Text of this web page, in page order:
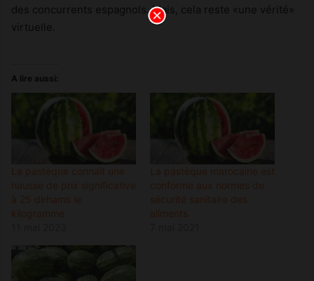
des concurrents espagnols. Mais, cela reste «une vérité»
virtuelle.
A lire aussi:
La pastèque connaît une
hausse de prix significative
à 25 dirhams le
kilogramme
La pastèque marocaine est
conforme aux normes de
sécurité sanitaire des
aliments